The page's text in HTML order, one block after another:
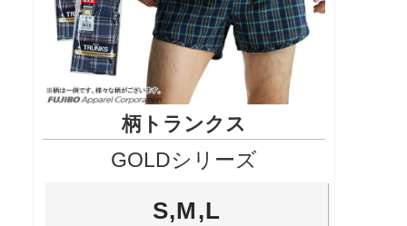
柄トランクス
GOLDシリーズ
S,M,L